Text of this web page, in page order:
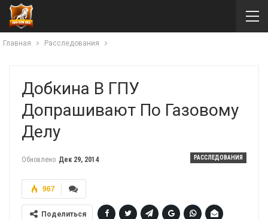
Главная Расследования
Добкина В ГПУ
Допрашивают По Газовому
Делу
РАССЛЕДОВАНИЯ
Обновлено Дек 29, 2014
967
Поделиться